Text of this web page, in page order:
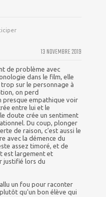
13 NOVEMBRE 2019
de problème avec
dans le film, elle
sur le personnage à
on perd
presque empathique voir
entre lui et le
doute crée un sentiment
Du coup, plonger
de raison, c'est aussi le
avec la démence du
assez timoré, et de
est largement et
justifié lors du
un fou pour raconter
qu'un bon élève qui